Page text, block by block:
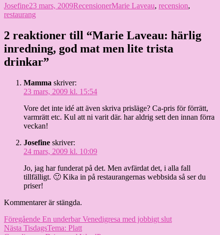
Författare
JosefinePublicerat
den
23 mars, 2009Kategorier
RecensionerEtiketter
Marie Laveau, recension,
restaurang
2 reaktioner till “Marie Laveau: härlig
inredning, god mat men lite trista
drinkar”
Mamma skriver:
23 mars, 2009 kl. 15:54
Vore det inte idé att även skriva prisläge? Ca-pris för förrätt,
varmrätt etc. Kul att ni varit där. har aldrig sett den innan förra
veckan!
Josefine skriver:
24 mars, 2009 kl. 10:09
Jo, jag har funderat på det. Men avfärdat det, i alla fall
tillfälligt. 🙂 Kika in på restaurangernas webbsida så ser du
priser!
Kommentarer är stängda.
Inläggsnavigering
Föregående Föregående
inlägg:
En underbar Venedigresa med jobbigt slut
Nästa Nästa
TisdagsTema: Platt